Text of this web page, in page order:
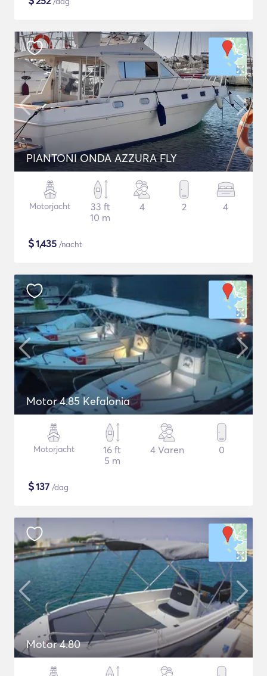
PIANTONI ONDA AZZURA FLY
Motorjacht
33 ft
10 m
4 2 4
$1,435 /nacht
Motor 4.85 Kefalonia
Motorjacht
16 ft
5 m
4 Varen 0
$137 /dag
Motor 4.80